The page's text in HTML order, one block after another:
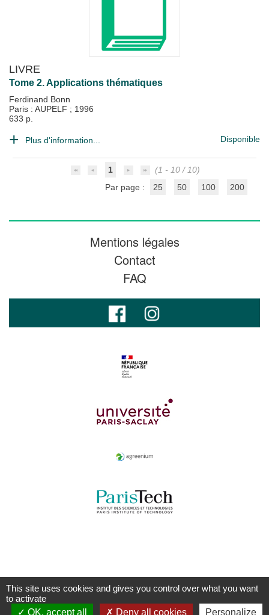
LIVRE
Tome 2. Applications thématiques
Ferdinand Bonn
Paris : AUPELF ; 1996
633 p.
Plus d'information... Disponible
1
(1 - 10 / 10)
Par page :
25 50 100 200
Mentions légales
Contact
FAQ
This site uses cookies and gives you control over what you want
to activate
OK, accept all
Deny all cookies Personalize